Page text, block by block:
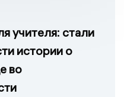
учителя: стали
истории о
во